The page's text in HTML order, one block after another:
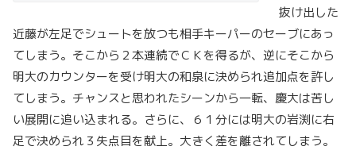
抜け出した
近藤が左足でシュートを放つも相手キーパーのセーブにあっ
てしまう。そこから２本連続でＣＫを得るが、逆にそこから
明大のカウンターを受け明大の和泉に決められ追加点を許し
てしまう。チャンスと思われたシーンから一転、慶大は苦し
い展開に追い込まれる。さらに、６１分には明大の岩渕に右
足で決められ３失点目を献上。大きく差を離されてしまう。